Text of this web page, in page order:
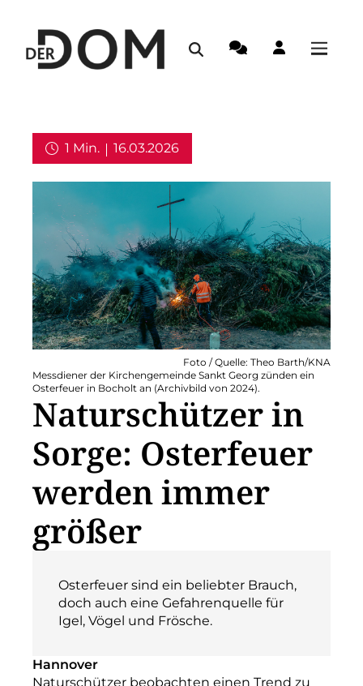
1 Min.
16.03.2026
Messdiener der Kirchengemeinde Sankt Georg zünden ein
Osterfeuer in Bocholt an (Archivbild von 2024).
Foto / Quelle: Theo Barth/KNA
Naturschützer in
Sorge: Osterfeuer
werden immer
größer
Osterfeuer sind ein beliebter Brauch,
doch auch eine Gefahrenquelle für
Igel, Vögel und Frösche.
Hannover
Naturschützer beobachten einen Trend zu